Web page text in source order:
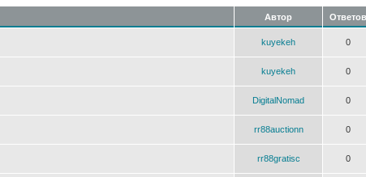
Автор Ответов
kuyekeh 0
kuyekeh 0
DigitalNomad 0
rr88auctionn 0
rr88gratisc 0